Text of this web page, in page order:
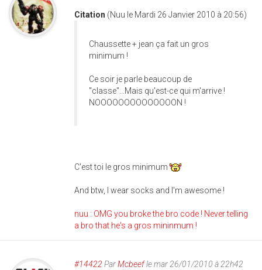
Citation (Nuu le Mardi 26 Janvier 2010 à 20:56)
Chaussette + jean ça fait un gros
minimum !
Ce soir je parle beaucoup de
"classe"...Mais qu'est-ce qui m'arrive !
NOOOOOOOOOOOOOON !
C'est toi le gros minimum
And btw, I wear socks and I'm awesome !
nuu : OMG you broke the bro code ! Never telling
a bro that he's a gros mininmum !
#14422 ParMcbeefle mar 26/01/2010 à 22h42